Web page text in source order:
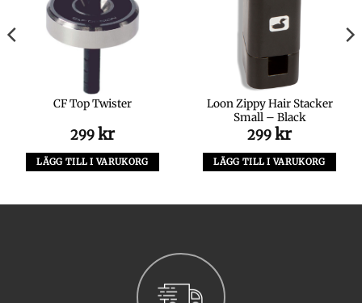
CF Top Twister
299 kr
LÄGG TILL I VARUKORG
Loon Zippy Hair Stacker
Small – Black
299 kr
LÄGG TILL I VARUKORG